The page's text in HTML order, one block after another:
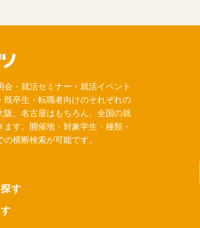
・就活セミナー・就活イベント
既卒生・転職者向けのそれぞれの
阪、名古屋はもちろん、全国の就
す。開催地・対象学生・種類・
横断検索が可能です。
す